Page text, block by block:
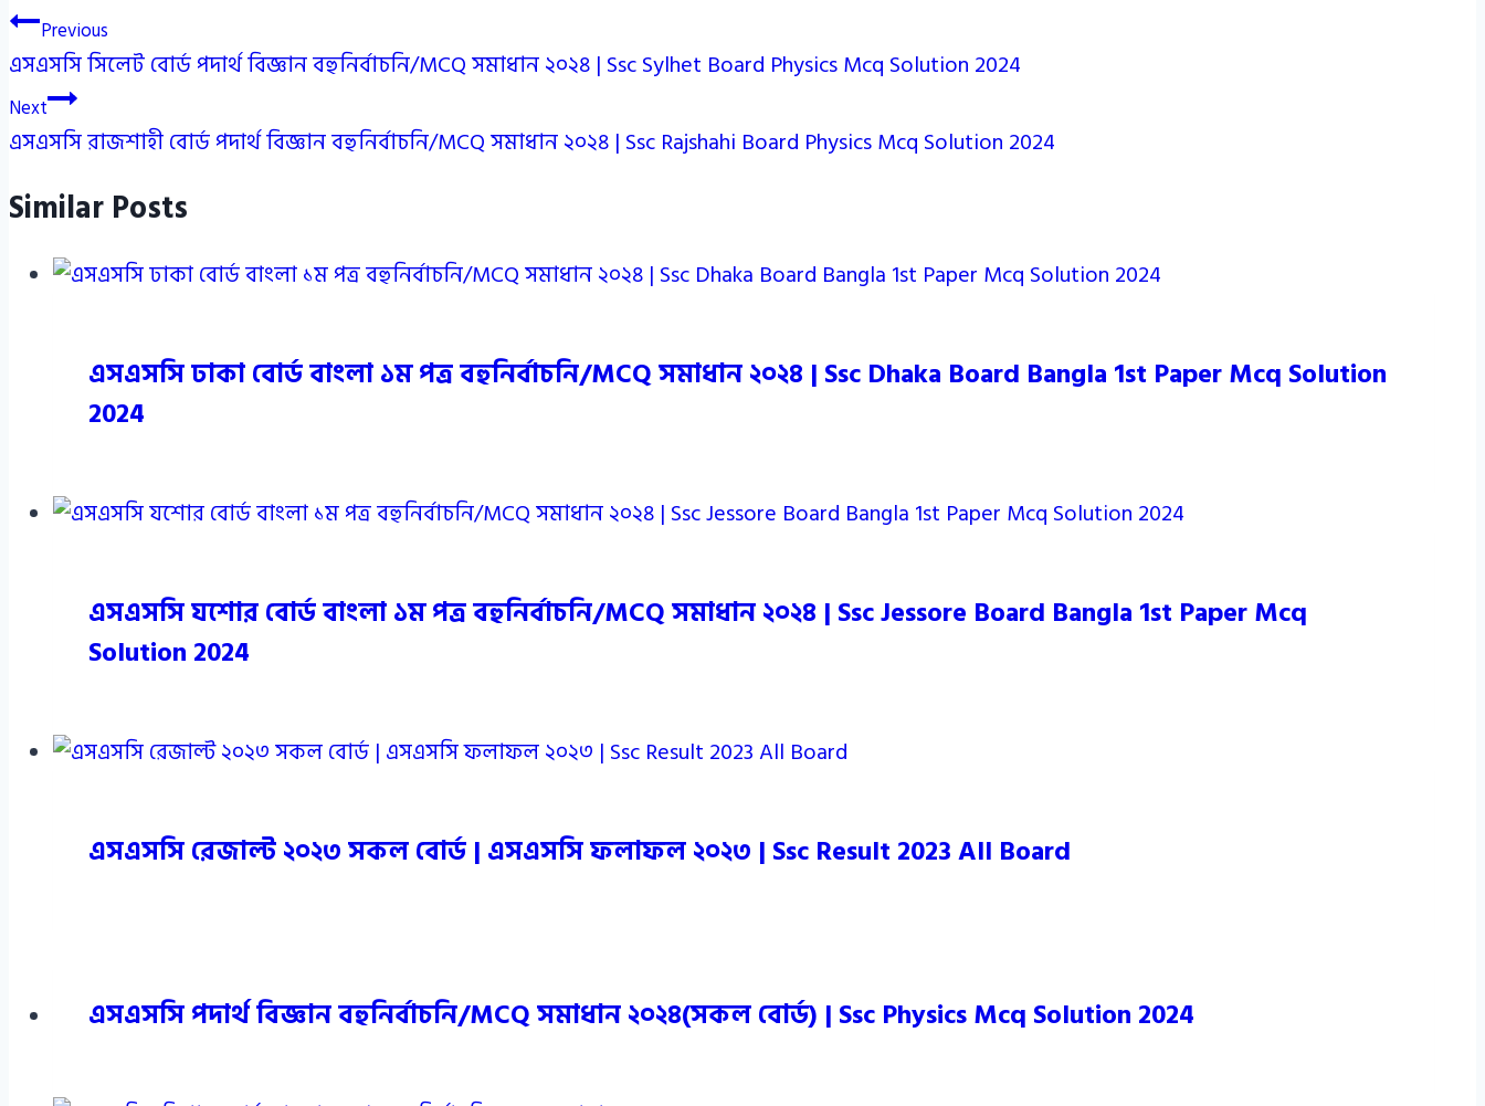
Post
navigation
Previous
এসএসসি সিলেট বোর্ড পদার্থ বিজ্ঞান বহুনির্বাচনি/MCQ সমাধান ২০২৪ | Ssc Sylhet Board Physics Mcq Solution 2024
Next
এসএসসি রাজশাহী বোর্ড পদার্থ বিজ্ঞান বহুনির্বাচনি/MCQ সমাধান ২০২৪ | Ssc Rajshahi Board Physics Mcq Solution 2024
Similar Posts
এসএসসি ঢাকা বোর্ড বাংলা ১ম পত্র বহুনির্বাচনি/MCQ সমাধান ২০২৪ | Ssc Dhaka Board Bangla 1st Paper Mcq Solution
2024
এসএসসি যশোর বোর্ড বাংলা ১ম পত্র বহুনির্বাচনি/MCQ সমাধান ২০২৪ | Ssc Jessore Board Bangla 1st Paper Mcq
Solution 2024
এসএসসি রেজাল্ট ২০২৩ সকল বোর্ড | এসএসসি ফলাফল ২০২৩ | Ssc Result 2023 All Board
এসএসসি পদার্থ বিজ্ঞান বহুনির্বাচনি/MCQ সমাধান ২০২৪(সকল বোর্ড) | Ssc Physics Mcq Solution 2024